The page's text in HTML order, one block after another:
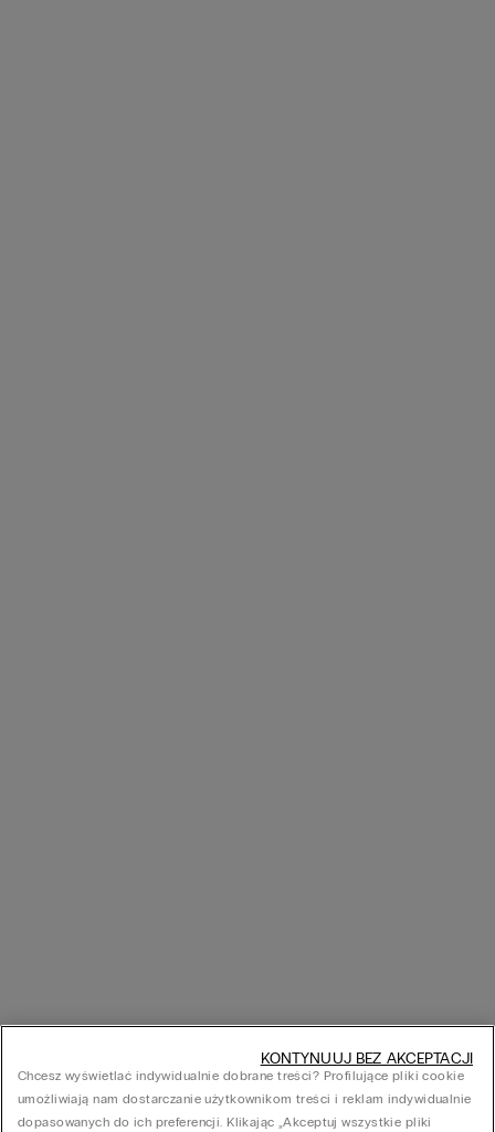
Chcesz wyświetlać indywidualnie dobrane treści? Profilujące pliki cookie
umożliwiają nam dostarczanie użytkownikom treści i reklam indywidualnie
dopasowanych do ich preferencji. Klikając „Akceptuj wszystkie pliki
KONTYNUUJ BEZ AKCEPTACJI